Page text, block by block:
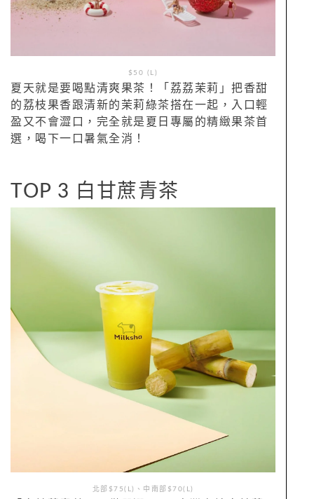
$50 (L)
夏天就是要喝點清爽果茶！「荔荔茉莉」把香甜
的荔枝果香跟清新的茉莉綠茶搭在一起，入口輕
盈又不會澀口，完全就是夏日專屬的精緻果茶首
選，喝下一口暑氣全消！
TOP 3 白甘蔗青茶
北部$75(L)、中南部$70(L)